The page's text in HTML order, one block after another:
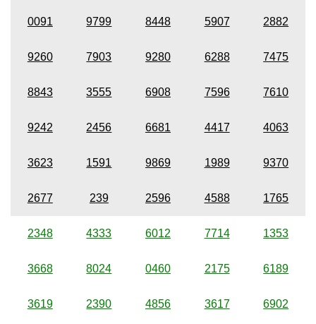
0091 9799 8448 5907 2882
9260 7903 9280 6288 7475
8843 3555 6908 7596 7610
9242 2456 6681 4417 4063
3623 1591 9869 1989 9370
2677 239 2596 4588 1765
2348 4333 6012 7714 1353
3668 8024 0460 2175 6189
3619 2390 4856 3617 6902